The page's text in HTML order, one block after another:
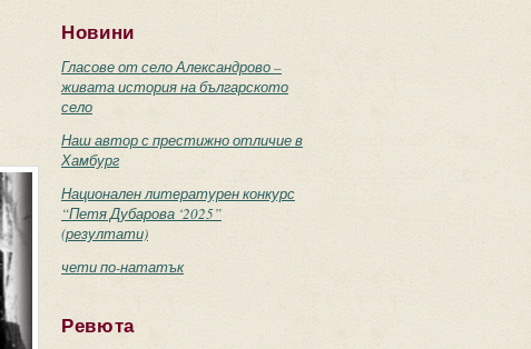
Новини
Гласове от село Александрово –
живата история на българското
село
Наш автор с престижно отличие в
Хамбург
Национален литературен конкурс
“Петя Дубарова ‘2025”
(резултати)
чети по-нататък
Ревюта